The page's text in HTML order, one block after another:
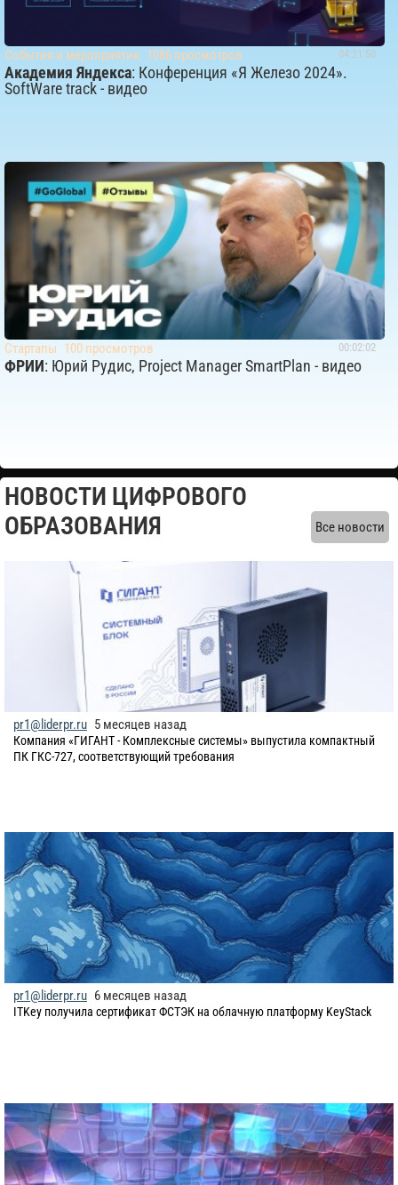
04:21:50
События и мероприятия 1086 просмотров
Академия Яндекса: Конференция «Я Железо 2024».
SoftWare track - видео
00:02:02
Стартапы 100 просмотров
ФРИИ : Юрий Рудис, Project Manager SmartPlan - видео
НОВОСТИ ЦИФРОВОГО
ОБРАЗОВАНИЯ
Все новости
pr1@liderpr.ru 5 месяцев назад
​Компания «ГИГАНТ - Комплексные системы» выпустила компактный
ПК ГКС-727, соответствующий требования
pr1@liderpr.ru 6 месяцев назад
ITKey получила сертификат ФСТЭК на облачную платформу KeyStack